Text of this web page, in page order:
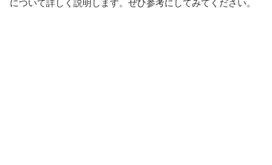
について詳しく説明します。ぜひ参考にしてみてください。